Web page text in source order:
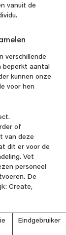
vanuit de
verschillende
beperkt aantal
kunnen onze
voor hen
of
van deze
dit er voor de
Vet
personeel
De
Create,
Eindgebruiker